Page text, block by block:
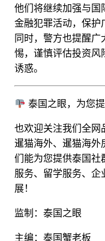
他们将继续加强与国
金融犯罪活动，保护
同时，警方也提醒
惕，谨慎评估投资风
诱惑。
泰国之眼，为您
也欢迎关注我们全网
暹猫海外、暹猫海外
们能为您提供泰国社
服务、留学服务、企
展！
监制：泰国之眼
主编：泰国蟹老板